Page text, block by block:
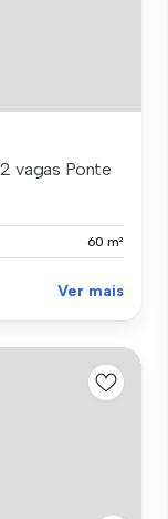
vagas Ponte
60 m²
Ver mais